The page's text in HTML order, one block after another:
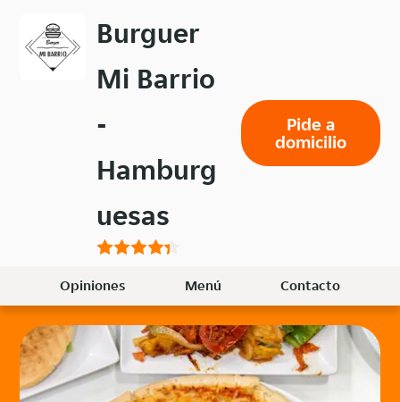
menú
principal
Burguer
Mi Barrio
-
Hamburg
uesas
Pide a
domicilio
Opiniones Menú Contacto